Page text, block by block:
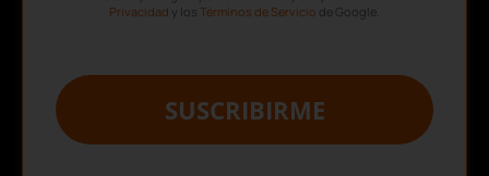
Privacidad y los Términos de Servicio de Google.
SUSCRIBIRME